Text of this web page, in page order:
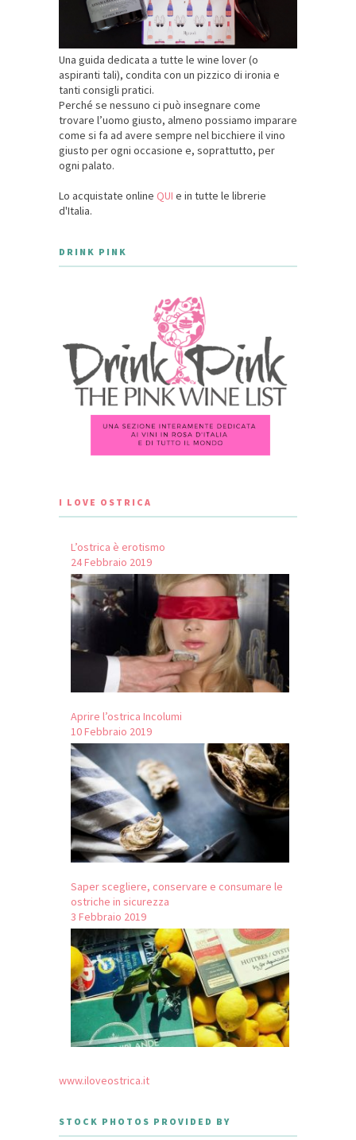
Una guida dedicata a tutte le wine lover (o
aspiranti tali), condita con un pizzico di ironia e
tanti consigli pratici.
Perché se nessuno ci può insegnare come
trovare l’uomo giusto, almeno possiamo imparare
come si fa ad avere sempre nel bicchiere il vino
giusto per ogni occasione e, soprattutto, per
ogni palato.
Lo acquistate online QUI e in tutte le librerie
d'Italia.
DRINK PINK
I LOVE OSTRICA
L’ostrica è erotismo
24 Febbraio 2019
Aprire l’ostrica Incolumi
10 Febbraio 2019
Saper scegliere, conservare e consumare le
ostriche in sicurezza
3 Febbraio 2019
www.iloveostrica.it
STOCK PHOTOS PROVIDED BY